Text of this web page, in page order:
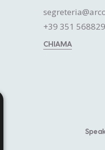
+39 351
CHIAMA